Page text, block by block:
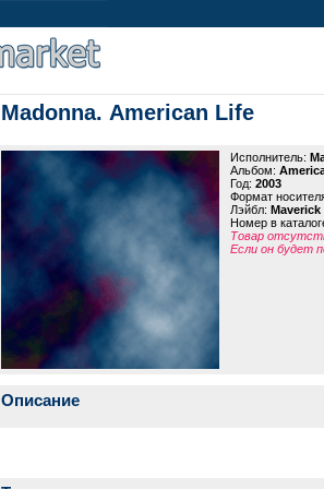
Madonna. American Life
Исполнитель:
Альбом:
Год: 2003
Формат
Лэйбл: Maverick
Номер в
Товар
Если он будет
Описание